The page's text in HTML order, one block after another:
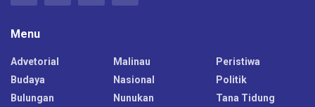
Menu
Advetorial
Budaya
Bulungan
Malinau
Nasional
Nunukan
Peristiwa
Politik
Tana Tidung